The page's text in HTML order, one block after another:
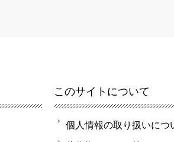
このサイトについて
個人情報の取り扱いにつ